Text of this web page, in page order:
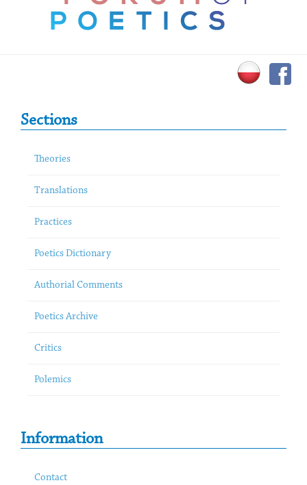
Primary Sidebar
Sections
Theories
Translations
Practices
Poetics Dictionary
Authorial Comments
Poetics Archive
Critics
Polemics
Information
Contact